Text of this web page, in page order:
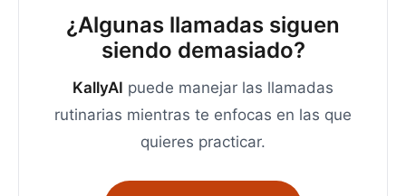
¿Algunas llamadas siguen
siendo demasiado?
KallyAI puede manejar las llamadas
rutinarias mientras te enfocas en las que
quieres practicar.